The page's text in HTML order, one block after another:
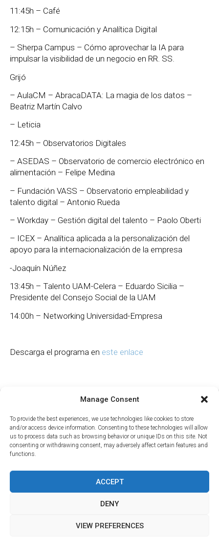
Manage Consent
To provide the best experiences, we use technologies like cookies to store
and/or access device information. Consenting to these technologies will allow
us to process data such as browsing behavior or unique IDs on this site. Not
consenting or withdrawing consent, may adversely affect certain features and
functions.
ACCEPT
DENY
VIEW PREFERENCES
11:45h – Café
12:15h – Comunicación y Analítica Digital
– Sherpa Campus – Cómo aprovechar la IA para
impulsar la visibilidad de un negocio en RR. SS.
Grijó
– AulaCM – AbracaDATA: La magia de los datos –
Beatriz Martín Calvo
– Leticia
12:45h – Observatorios Digitales
– ASEDAS – Observatorio de comercio electrónico en
alimentación – Felipe Medina
– Fundación VASS – Observatorio empleabilidad y
talento digital – Antonio Rueda
– Workday – Gestión digital del talento – Paolo Oberti
– ICEX – Analítica aplicada a la personalización del
apoyo para la internacionalización de la empresa
-Joaquín Núñez
13:45h – Talento UAM-Celera – Eduardo Sicilia –
Presidente del Consejo Social de la UAM
14:00h – Networking Universidad-Empresa
Descarga el programa en este enlace
AVISO LEGAL
POLÍTICA DE PRIVACIDAD
POLÍTICA DE COOKIES
CONTACTO